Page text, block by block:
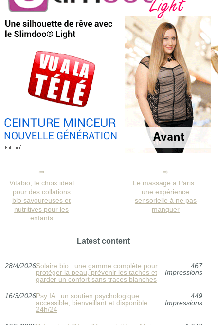
Vitabio, le choix idéal
pour des collations
bio savoureuses et
nutritives pour les
enfants
Le massage à Paris :
une expérience
sensorielle à ne pas
manquer
Latest content
28/4/2026Solaire bio : une gamme complète pour
protéger la peau, prévenir les taches et
garder un confort sans traces blanches
467
Impressions
16/3/2026Psy IA : un soutien psychologique
accessible, bienveillant et disponible
24h/24
449
Impressions